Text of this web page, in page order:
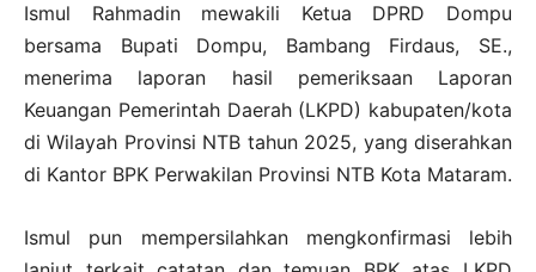
Ismul Rahmadin mewakili Ketua DPRD Dompu
bersama Bupati Dompu, Bambang Firdaus, SE.,
menerima laporan hasil pemeriksaan Laporan
Keuangan Pemerintah Daerah (LKPD) kabupaten/kota
di Wilayah Provinsi NTB tahun 2025, yang diserahkan
di Kantor BPK Perwakilan Provinsi NTB Kota Mataram.
Ismul pun mempersilahkan mengkonfirmasi lebih